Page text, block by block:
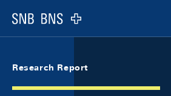
Logo
Research Report